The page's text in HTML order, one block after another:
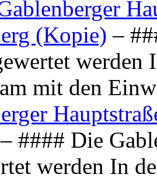
(Kopie) –
werden
mit den
– #### Die
werden In